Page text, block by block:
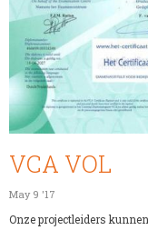
VCA VOL
May 9 '17
Onze projectleiders